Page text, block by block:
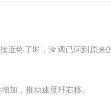
近终了时，滑阀已回到原
加，推动速度杆右移。